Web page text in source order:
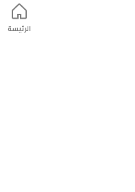
الرئيسة